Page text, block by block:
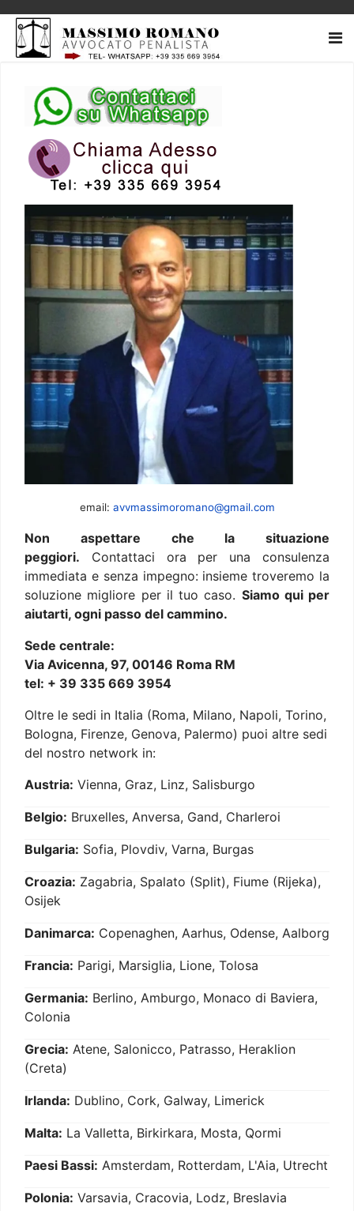
email: avvmassimoromano@gmail.com
Non aspettare che la situazione
peggiori. Contattaci ora per una consulenza
immediata e senza impegno: insieme troveremo la
soluzione migliore per il tuo caso. Siamo qui per
aiutarti, ogni passo del cammino.
Sede centrale:
Via Avicenna, 97, 00146 Roma RM
tel: + 39 335 669 3954
Oltre le sedi in Italia (Roma, Milano, Napoli, Torino,
Bologna, Firenze, Genova, Palermo) puoi altre sedi
del nostro network in:
Austria: Vienna, Graz, Linz, Salisburgo
Belgio: Bruxelles, Anversa, Gand, Charleroi
Bulgaria: Sofia, Plovdiv, Varna, Burgas
Croazia: Zagabria, Spalato (Split), Fiume (Rijeka),
Osijek
Danimarca: Copenaghen, Aarhus, Odense, Aalborg
Francia: Parigi, Marsiglia, Lione, Tolosa
Germania: Berlino, Amburgo, Monaco di Baviera,
Colonia
Grecia: Atene, Salonicco, Patrasso, Heraklion
(Creta)
Irlanda: Dublino, Cork, Galway, Limerick
Malta: La Valletta, Birkirkara, Mosta, Qormi
Paesi Bassi: Amsterdam, Rotterdam, L'Aia, Utrecht
Polonia: Varsavia, Cracovia, Lodz, Breslavia